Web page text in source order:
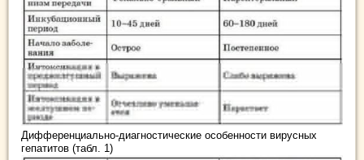
Дифференциально-диагностические особенности вирусных
гепатитов (табл. 1)